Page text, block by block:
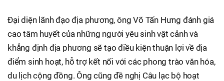
Đại diện lãnh đạo địa phương, ông Võ Tấn Hưng đánh giá
cao tâm huyết của những người yêu sinh vật cảnh và
khẳng định địa phương sẽ tạo điều kiện thuận lợi về địa
điểm sinh hoạt, hỗ trợ kết nối với các phong trào văn hóa,
du lịch cộng đồng. Ông cũng đề nghị Câu lạc bộ hoạt